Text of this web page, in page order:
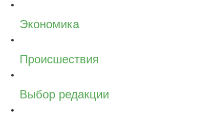
Экономика
Происшествия
Выбор редакции